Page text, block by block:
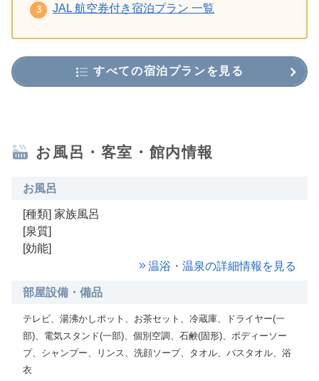
JAL 航空券付き宿泊プラン 一覧
すべての宿泊プランを見る
お風呂・客室・館内情報
お風呂
[種類] 家族風呂
[泉質]
[効能]
温浴・温泉の詳細情報を見る
部屋設備・備品
テレビ、湯沸かしポット、お茶セット、冷蔵庫、ドライヤー(一
部)、電気スタンド(一部)、個別空調、石鹸(固形)、ボディーソー
プ、シャンプー、リンス、洗顔ソープ、タオル、バスタオル、浴
衣